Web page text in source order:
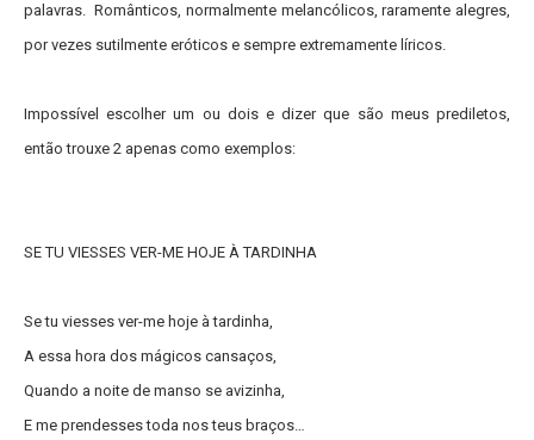
palavras. Românticos, normalmente melancólicos, raramente alegres,
por vezes sutilmente eróticos e sempre extremamente líricos.
Impossível escolher um ou dois e dizer que são meus prediletos,
então trouxe 2 apenas como exemplos:
SE TU VIESSES VER-ME HOJE À TARDINHA
Se tu viesses ver-me hoje à tardinha,
A essa hora dos mágicos cansaços,
Quando a noite de manso se avizinha,
E me prendesses toda nos teus braços…